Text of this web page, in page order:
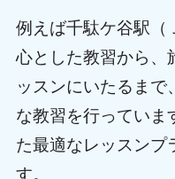
例えば千駄ケ谷駅（
心とした教習から、
ッスンにいたるまで
な教習を行っていま
た最適なレッスンプ
す。